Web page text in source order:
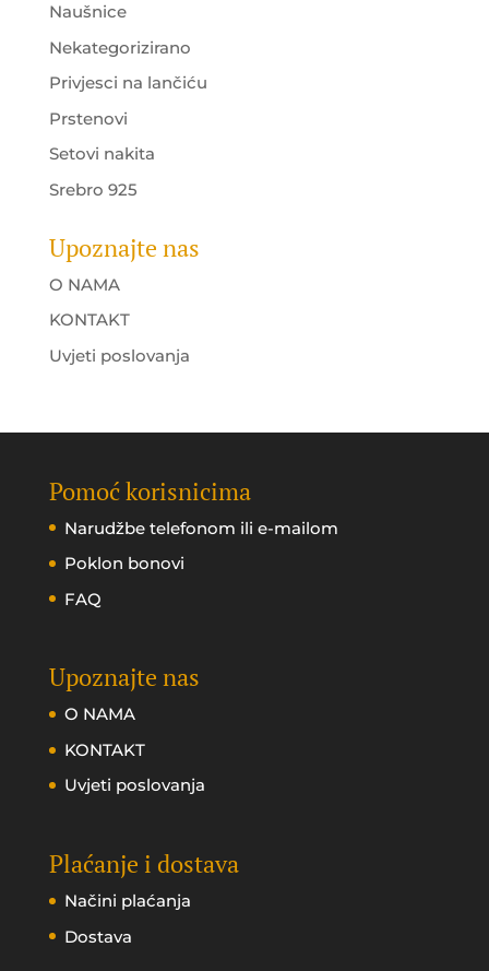
Naušnice
Nekategorizirano
Privjesci na lančiću
Prstenovi
Setovi nakita
Srebro 925
Upoznajte nas
O NAMA
KONTAKT
Uvjeti poslovanja
Pomoć korisnicima
Narudžbe telefonom ili e-mailom
Poklon bonovi
FAQ
Upoznajte nas
O NAMA
KONTAKT
Uvjeti poslovanja
Plaćanje i dostava
Načini plaćanja
Dostava